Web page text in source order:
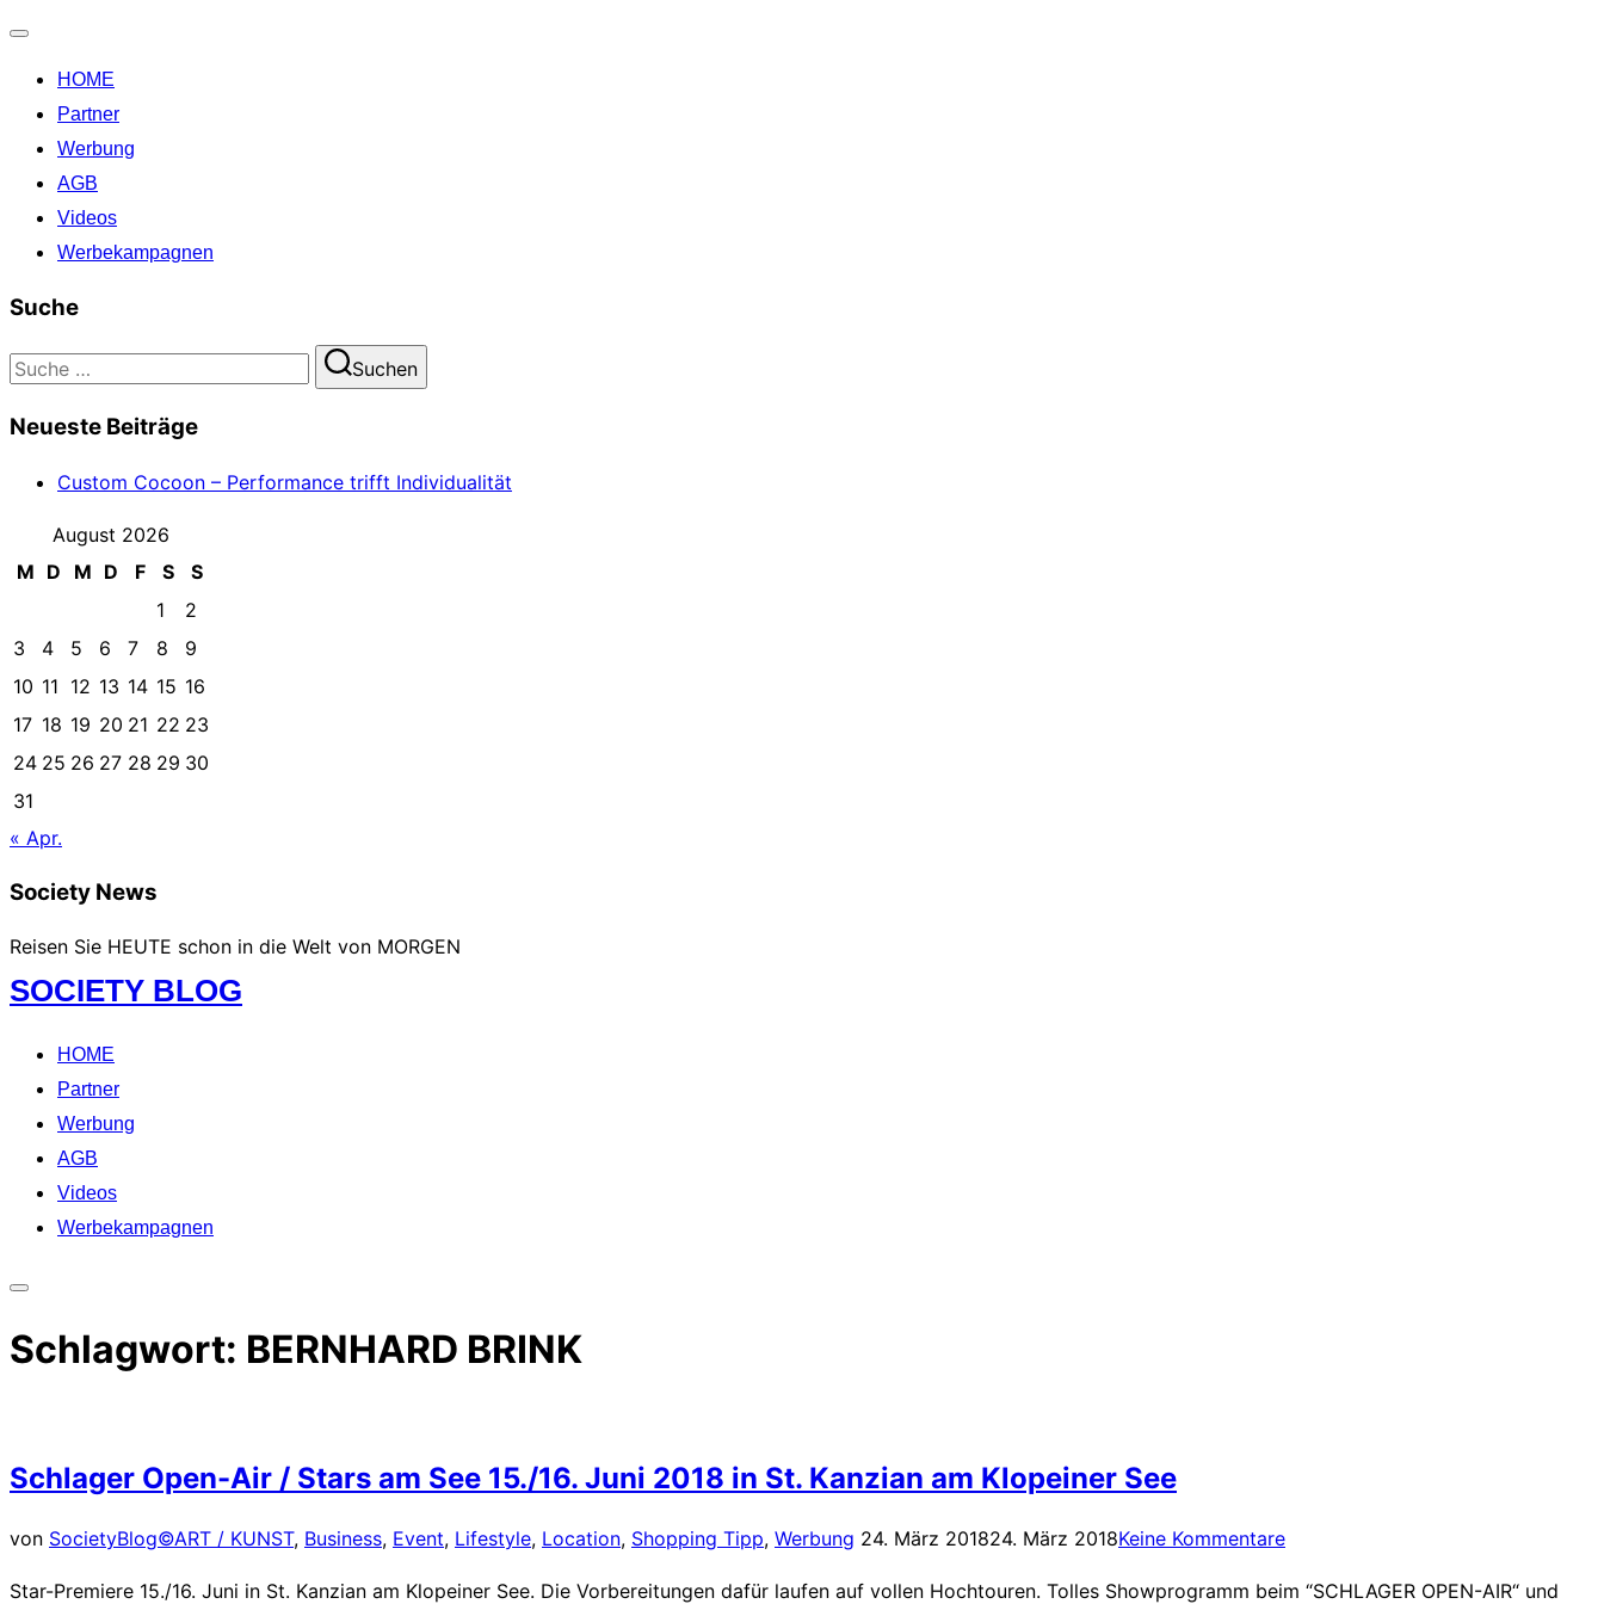
umschalten
HOME
Partner
Werbung
AGB
Videos
Werbekampagnen
Suche
Suchen
Suchen
Neueste Beiträge
Custom Cocoon – Performance trifft Individualität
August 2026
M D M D F S
S
1
2
3
4 5 6 7 8
9
10 11 12 13 14 15 16
17 18 19 20 21 22 23
24 25 26 27 28 29 30
31
« Apr.
Society News
Reisen Sie HEUTE schon in die Welt von MORGEN
Zum
Inhalt
springen
SOCIETY BLOG
HOME
Partner
Werbung
AGB
Videos
Werbekampagnen
&
Navigation
Schlagwort: BERNHARD BRINK
Schlager Open-Air / Stars am See 15./16. Juni 2018 in St. Kanzian am Klopeiner See
von SocietyBlog©ART / KUNST, Business, Event, Lifestyle, Location, Shopping Tipp, Werbung Veröffentlicht
24. März 201824. März 2018Keine Kommentare
Star-Premiere 15./16. Juni in St. Kanzian am Klopeiner See. Die Vorbereitungen dafür laufen auf vollen Hochtouren. Tolles Showprogramm beim “SCHLAGER OPEN-AIR“ und